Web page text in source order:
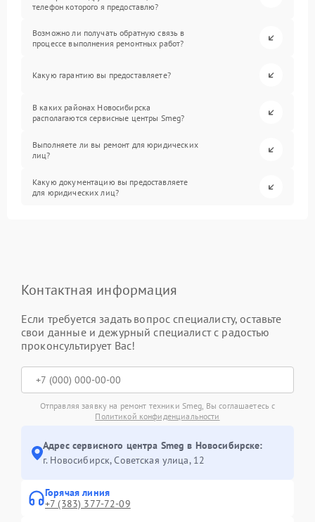
телефон которого я предоставлю?
Возможно ли получать обратную связь в
процессе выполнения ремонтных работ?
Какую гарантию вы предоставляете?
В каких районах Новосибирска
располагаются сервисные центры Smeg?
Выполняете ли вы ремонт для юридических
лиц?
Какую документацию вы предоставляете
для юридических лиц?
Контактная информация
Если требуется задать вопрос специалисту, оставьте
свои данные и дежурный специалист с радостью
проконсультирует Вас!
Отправляя заявку на ремонт техники Smeg, Вы соглашаетесь с
Политикой конфиденциальности
Адрес сервисного центра Smeg в Новосибирске:
г. Новосибирск, Советская улица, 12
Горячая линия
+7 (383) 377-72-09